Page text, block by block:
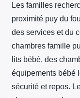
Les familles
proximité puy du
des services et du
chambres famille
lits bébé, des
équipements bébé
sécurité et repos.